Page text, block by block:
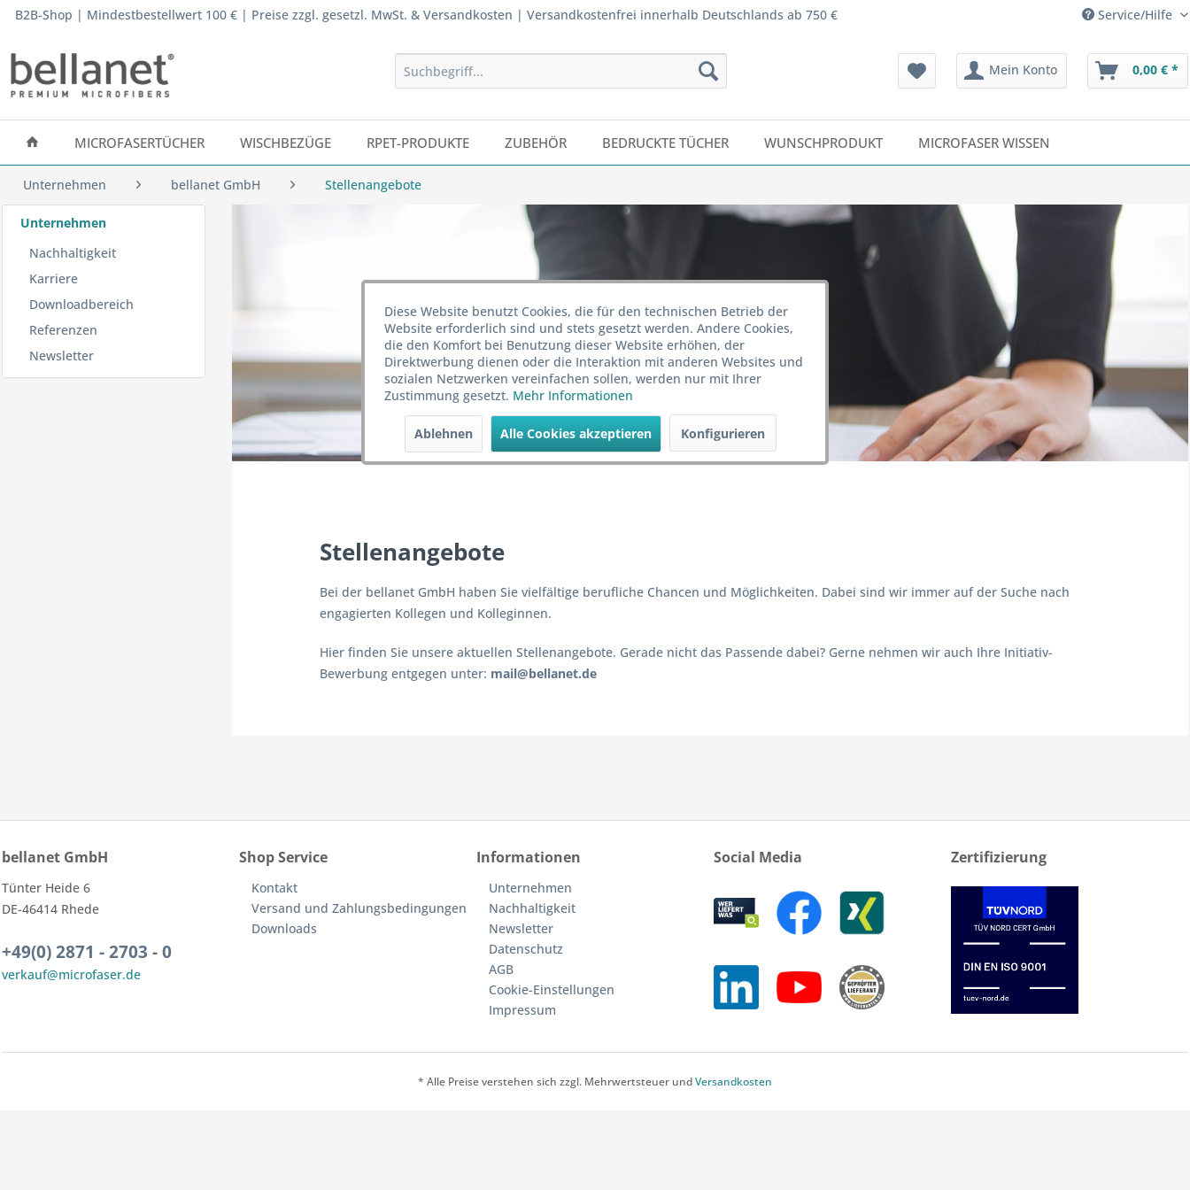
B2B-Shop | Mindestbestellwert 100 € | Preise zzgl. gesetzl. MwSt. & Versandkosten | Versandkostenfrei innerhalb Deutschlands ab 750 € Service/Hilfe
Mein Konto 0,00 € *
MICROFASERTÜCHER WISCHBEZÜGE RPET-PRODUKTE ZUBEHÖR BEDRUCKTE TÜCHER WUNSCHPRODUKT MICROFASER WISSEN
Unternehmen bellanet GmbH Stellenangebote
Unternehmen
Nachhaltigkeit
Karriere
Downloadbereich
Referenzen
Newsletter
Stellenangebote
Bei der bellanet GmbH haben Sie vielfältige berufliche Chancen und Möglichkeiten. Dabei sind wir immer auf der Suche nach
engagierten Kollegen und Kolleginnen.
Hier finden Sie unsere aktuellen Stellenangebote. Gerade nicht das Passende dabei? Gerne nehmen wir auch Ihre Initiativ-
Bewerbung entgegen unter: mail@bellanet.de
bellanet GmbH
Tünter Heide 6
DE-46414 Rhede
+49(0) 2871 - 2703 - 0
verkauf@microfaser.de
Shop Service
Kontakt
Versand und Zahlungsbedingungen
Downloads
Informationen
Unternehmen
Nachhaltigkeit
Newsletter
Datenschutz
AGB
Cookie-Einstellungen
Impressum
Social Media Zertifizierung
* Alle Preise verstehen sich zzgl. Mehrwertsteuer undVersandkosten
Diese Website benutzt Cookies, die für den technischen Betrieb der
Website erforderlich sind und stets gesetzt werden. Andere Cookies,
die den Komfort bei Benutzung dieser Website erhöhen, der
Direktwerbung dienen oder die Interaktion mit anderen Websites und
sozialen Netzwerken vereinfachen sollen, werden nur mit Ihrer
Zustimmung gesetzt. Mehr Informationen
Ablehnen Alle Cookies akzeptieren Konfigurieren